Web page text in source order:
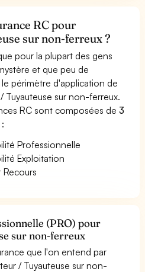
RC pour
sur non-ferreux ?
pour la plupart des gens
et que peu de
périmètre d'application de
Tuyauteuse sur non-ferreux.
RC sont composées de3
:
Professionnelle
Exploitation
(PRO) pour
sur non-ferreux
que l'on entend par
/ Tuyauteuse sur non-